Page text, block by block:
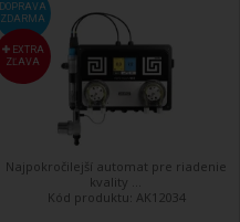
DOPRAVA
ZDARMA
EXTRA
ZĽAVA
Najpokročilejší automat pre riadenie
kvality ...
Kód produktu: AK12034